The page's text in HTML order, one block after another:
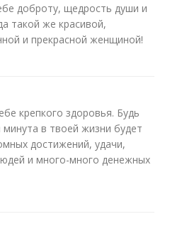
доброту, щедрость души и
такой же красивой,
и прекрасной женщиной!
крепкого здоровья. Будь
в твоей жизни будет
достижений, удачи,
и много-много денежных